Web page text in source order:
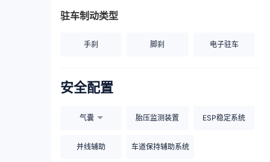
驻车制动类型
手刹 脚刹 电子驻车
安全配置
气囊 胎压监测装置 ESP稳定系统
并线辅助 车道保持辅助系统